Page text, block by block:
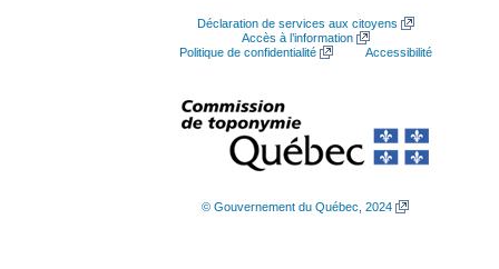
Déclaration de services aux citoyens
Accès à l’information
Politique de confidentialité
Accessibilité
© Gouvernement du Québec, 2024